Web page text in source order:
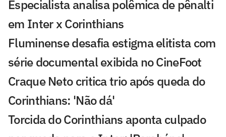
Especialista analisa polêmica de pênalti
em Inter x Corinthians
Fluminense desafia estigma elitista com
série documental exibida no CineFoot
Craque Neto critica trio após queda do
Corinthians: 'Não dá'
Torcida do Corinthians aponta culpado